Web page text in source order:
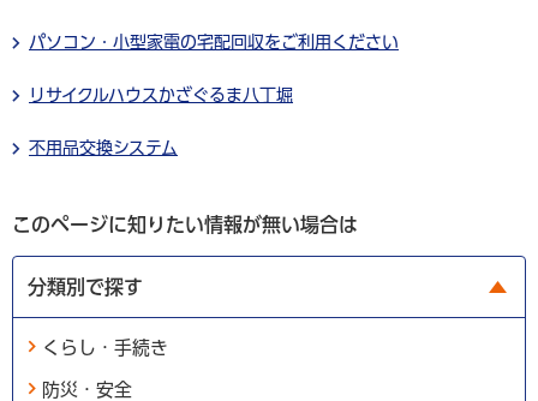
パソコン・小型家電の宅配回収をご利用ください
リサイクルハウスかざぐるま八丁堀
不用品交換システム
このページに知りたい情報が無い場合は
分類別で探す
くらし・手続き
防災・安全